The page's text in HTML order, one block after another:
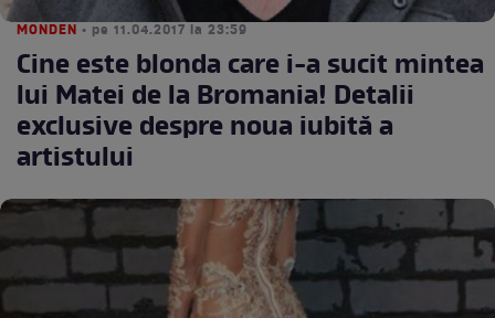
MONDEN • pe 11.04.2017 la 23:59
Cine este blonda care i-a sucit mintea
lui Matei de la Bromania! Detalii
exclusive despre noua iubită a
artistului